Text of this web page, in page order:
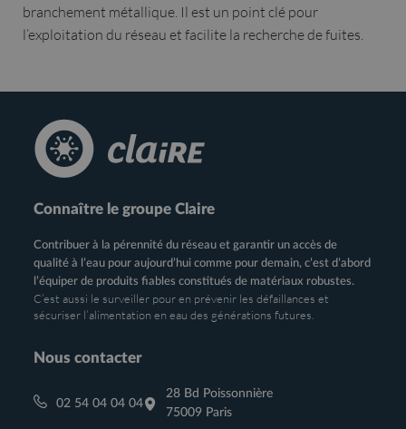
branchement métallique. Il est un point clé pour
l’exploitation du réseau et facilite la recherche de fuites.
Connaître le groupe Claire
Contribuer à la pérennité du réseau et garantir un accès de
qualité à l’eau pour aujourd’hui comme pour demain, c’est d’abord
l’équiper de produits fiables constitués de matériaux robustes.
C’est aussi le surveiller pour en prévenir les défaillances et
sécuriser l’alimentation en eau des générations futures.
Nous contacter
02 54 04 04 04
28 Bd Poissonnière
75009 Paris